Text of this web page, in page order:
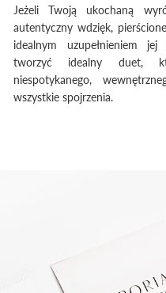
Jeżeli Twoją ukochaną
autentyczny wdzięk,
idealnym uzupełnieniem
tworzyć idealny duet,
niespotykanego,
wszystkie spojrzenia.